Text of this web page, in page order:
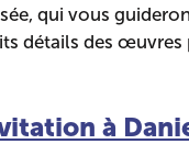
qui vous
détails des œuvres
à